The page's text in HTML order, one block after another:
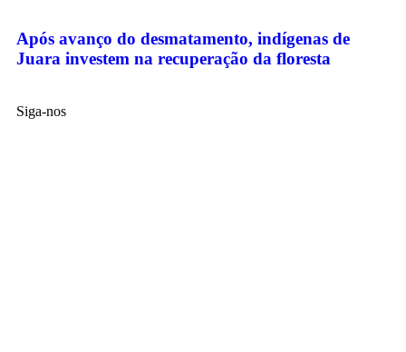
Após avanço do desmatamento, indígenas de
Juara investem na recuperação da floresta
Siga-nos